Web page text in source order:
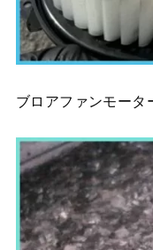
ブロアファンモータ